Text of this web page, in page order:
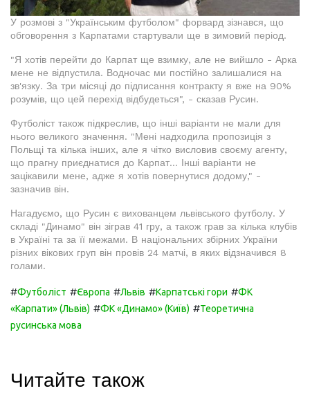
У розмові з "Українським футболом" форвард зізнався, що
обговорення з Карпатами стартували ще в зимовий період.
"Я хотів перейти до Карпат ще взимку, але не вийшло - Арка
мене не відпустила. Водночас ми постійно залишалися на
зв'язку. За три місяці до підписання контракту я вже на 90%
розумів, що цей перехід відбудеться", - сказав Русин.
Футболіст також підкреслив, що інші варіанти не мали для
нього великого значення. "Мені надходила пропозиція з
Польщі та кілька інших, але я чітко висловив своєму агенту,
що прагну приєднатися до Карпат... Інші варіанти не
зацікавили мене, адже я хотів повернутися додому," -
зазначив він.
Нагадуємо, що Русин є вихованцем львівського футболу. У
складі "Динамо" він зіграв 41 гру, а також грав за кілька клубів
в Україні та за її межами. В національних збірних України
різних вікових груп він провів 24 матчі, в яких відзначився 8
голами.
#Футболіст #Європа #Львів #Карпатські гори #ФК
«Карпати» (Львів) #ФК «Динамо» (Київ) #Теоретична
русинська мова
Читайте також